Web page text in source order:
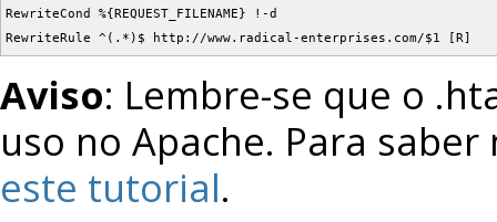
RewriteCond %{REQUEST_FILENAME} !-d
RewriteRule ^(.*)$ http://www.radical-enterprises.com/$1 [R]
Aviso: Lembre-se que o
uso no Apache. Para
este tutorial.